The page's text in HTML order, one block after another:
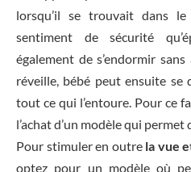
lorsqu’il se trouvait dans
sentiment de sécurité
également de s’endormir
réveille, bébé peut ensuite
tout ce qui l’entoure. Pour ce
l’achat d’un modèle qui
Pour stimuler en outrela vue
optez pour un modèle où